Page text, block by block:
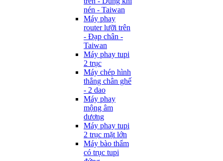
nén - Taiwan
Máy phay
router lưỡi trên
- Đạp chân -
Taiwan
Máy phay tupi
2 trục
Máy chép hình
thẳng chân ghế
- 2 dao
Máy phay
mộng âm
dương
Máy phay tupi
2 trục mặt lớn
Máy bào thẩm
có trục tupi